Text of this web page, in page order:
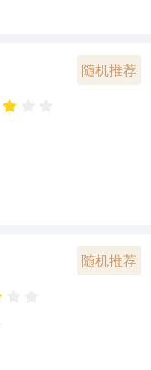
随机推荐
随机推荐